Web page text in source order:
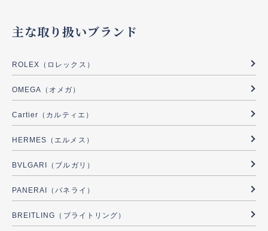
主な取り扱いブランド
ROLEX（ロレックス）
OMEGA（オメガ）
Cartier（カルティエ）
HERMES（エルメス）
BVLGARI（ブルガリ）
PANERAI（パネライ）
BREITLING（ブライトリング）